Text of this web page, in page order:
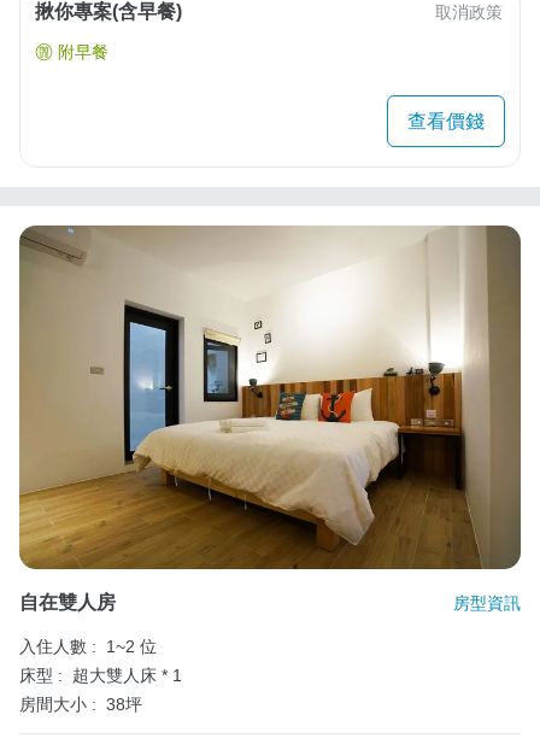
揪你專案(含早餐) 取消政策
附早餐
查看價錢
自在雙人房 房型資訊
入住人數 :
1~2 位
床型 :
超大雙人床 * 1
房間大小 : 38坪